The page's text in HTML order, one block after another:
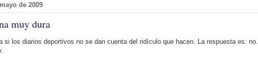
de 2009
muy dura
si los diarios deportivos no se dan cuenta del ridículo que hacen. La respuesta es: no.